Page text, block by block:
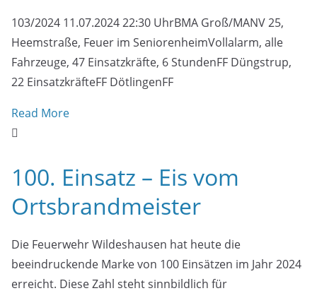
103/2024 11.07.2024 22:30 UhrBMA Groß/MANV 25,
Heemstraße, Feuer im SeniorenheimVollalarm, alle
Fahrzeuge, 47 Einsatzkräfte, 6 StundenFF Düngstrup,
22 EinsatzkräfteFF DötlingenFF
Read More
100. Einsatz – Eis vom
Ortsbrandmeister
Die Feuerwehr Wildeshausen hat heute die
beeindruckende Marke von 100 Einsätzen im Jahr 2024
erreicht. Diese Zahl steht sinnbildlich für